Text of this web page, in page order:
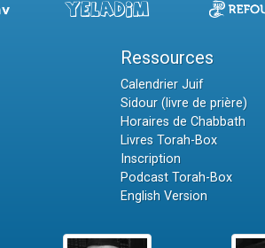
Ressources
Calendrier Juif
Sidour (livre de prière)
Horaires de Chabbath
Livres Torah-Box
Inscription
Podcast Torah-Box
English Version